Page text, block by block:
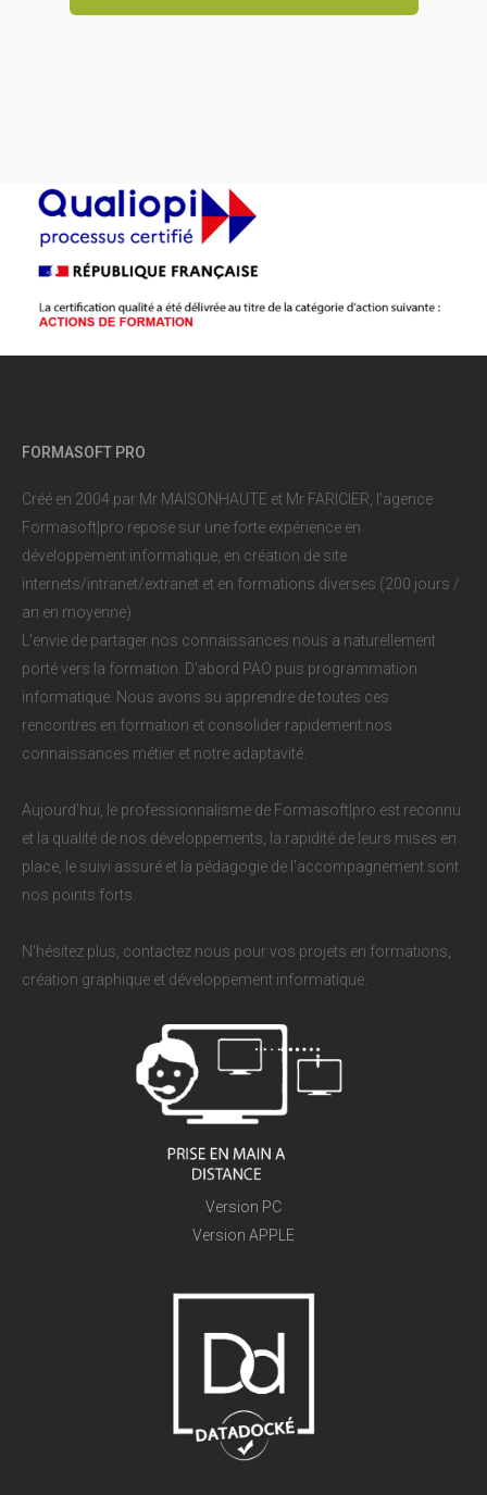
FORMASOFT PRO
Créé en 2004 par Mr MAISONHAUTE et Mr FARICIER, l'agence
Formasoft|pro repose sur une forte expérience en
développement informatique, en création de site
internets/intranet/extranet et en formations diverses (200 jours /
an en moyenne)
L'envie de partager nos connaissances nous a naturellement
porté vers la formation. D'abord PAO puis programmation
informatique. Nous avons su apprendre de toutes ces
rencontres en formation et consolider rapidement nos
connaissances métier et notre adaptavité.
Aujourd'hui, le professionnalisme de Formasoft|pro est reconnu
et la qualité de nos développements, la rapidité de leurs mises en
place, le suivi assuré et la pédagogie de l'accompagnement sont
nos points forts.
N'hésitez plus, contactez nous pour vos projets en formations,
création graphique et développement informatique.
Version PC
Version APPLE